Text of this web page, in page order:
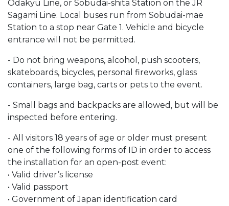
Odakyu Line, or Sobudai-shita Station on the JR
Sagami Line. Local buses run from Sobudai-mae
Station to a stop near Gate 1. Vehicle and bicycle
entrance will not be permitted.
- Do not bring weapons, alcohol, push scooters,
skateboards, bicycles, personal fireworks, glass
containers, large bag, carts or pets to the event.
- Small bags and backpacks are allowed, but will be
inspected before entering.
- All visitors 18 years of age or older must present
one of the following forms of ID in order to access
the installation for an open-post event:
• Valid driver’s license
• Valid passport
• Government of Japan identification card